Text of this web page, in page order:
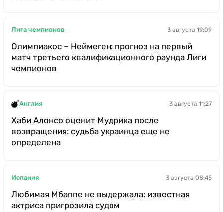
Лига чемпионов 3 августа 19:09
Олимпиакос – Неймеген: прогноз на первый
матч третьего квалификационного раунда Лиги
чемпионов
Англия 3 августа 11:27
Хаби Алонсо оценит Мудрика после
возвращения: судьба украинца еще не
определена
Испания 3 августа 08:45
Любимая Мбаппе не выдержала: известная
актриса пригрозила судом